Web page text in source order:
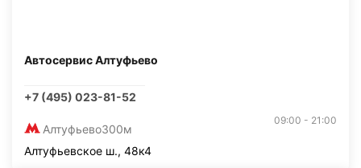
Автосервис Алтуфьево
+7 (495) 023-81-52
Алтуфьево300м
09:00 - 21:00
Алтуфьевское ш., 48к4